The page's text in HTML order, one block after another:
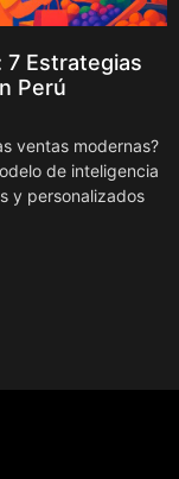
7 Estrategias
Perú
ventas modernas?
de inteligencia
y personalizados